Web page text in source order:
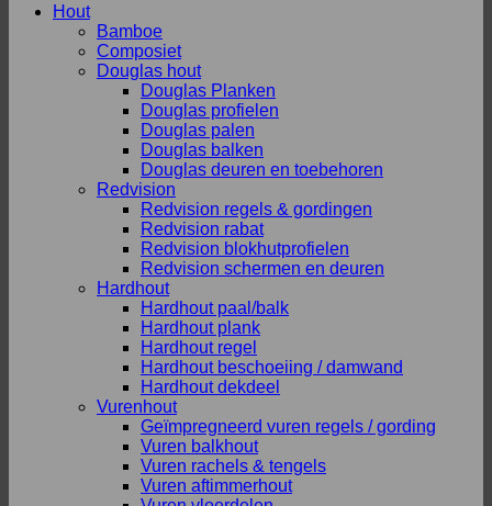
Hout
Bamboe
Composiet
Douglas hout
Douglas Planken
Douglas profielen
Douglas palen
Douglas balken
Douglas deuren en toebehoren
Redvision
Redvision regels & gordingen
Redvision rabat
Redvision blokhutprofielen
Redvision schermen en deuren
Hardhout
Hardhout paal/balk
Hardhout plank
Hardhout regel
Hardhout beschoeiing / damwand
Hardhout dekdeel
Vurenhout
Geïmpregneerd vuren regels / gording
Vuren balkhout
Vuren rachels & tengels
Vuren aftimmerhout